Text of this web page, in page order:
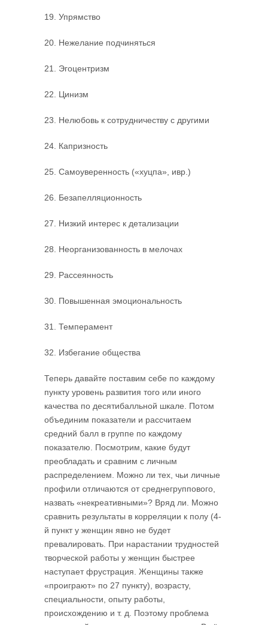
19. Упрямство
20. Нежелание подчиняться
21. Эгоцентризм
22. Цинизм
23. Нелюбовь к сотрудничеству с другими
24. Капризность
25. Самоуверенность («хуцпа», ивр.)
26. Безапелляционность
27. Низкий интерес к детализации
28. Неорганизованность в мелочах
29. Рассеянность
30. Повышенная эмоциональность
31. Темперамент
32. Избегание общества
Теперь давайте поставим себе по каждому
пункту уровень развития того или иного
качества по десятибалльной шкале. Потом
объединим показатели и рассчитаем
средний балл в группе по каждому
показателю. Посмотрим, какие будут
преобладать и сравним с личным
распределением. Можно ли тех, чьи личные
профили отличаются от среднегруппового,
назвать «некреативными»? Вряд ли. Можно
сравнить результаты в корреляции к полу (4-
й пункт у женщин явно не будет
превалировать. При нарастании трудностей
творческой работы у женщин быстрее
наступает фрустрация. Женщины также
«проиграют» по 27 пункту), возрасту,
специальности, опыту работы,
происхождению и т. д. Поэтому проблема